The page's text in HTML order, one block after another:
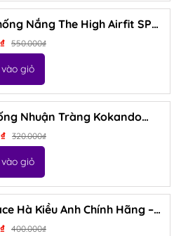
Nắng The High Airfit SPF
– Bảo Vệ Da Trước Tia UV
550.000₫
giỏ
Nhuận Tràng Kokando
400 Viên
320.000₫
giỏ
Hà Kiều Anh Chính Hãng –
Tàn Nhang Hiệu Quả
400.000₫